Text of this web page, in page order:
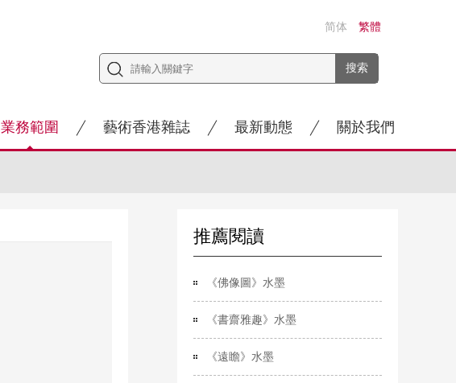
简体 繁體
業務範圍 藝術香港雜誌 最新動態 關於我們
推薦閱讀
《佛像圖》水墨
《書齋雅趣》水墨
《遠瞻》水墨